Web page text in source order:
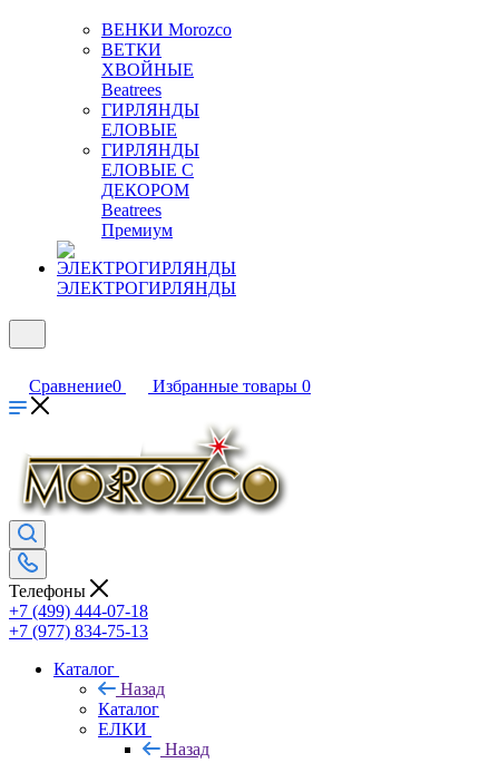
ВЕНКИ Morozco
ВЕТКИ
ХВОЙНЫЕ
Beatrees
ГИРЛЯНДЫ
ЕЛОВЫЕ
ГИРЛЯНДЫ
ЕЛОВЫЕ С
ДЕКОРОМ
Beatrees
Премиум
ЭЛЕКТРОГИРЛЯНДЫ
Сравнение0 Избранные товары 0
Телефоны
+7 (499) 444-07-18
+7 (977) 834-75-13
Каталог
Назад
Каталог
ЕЛКИ
Назад